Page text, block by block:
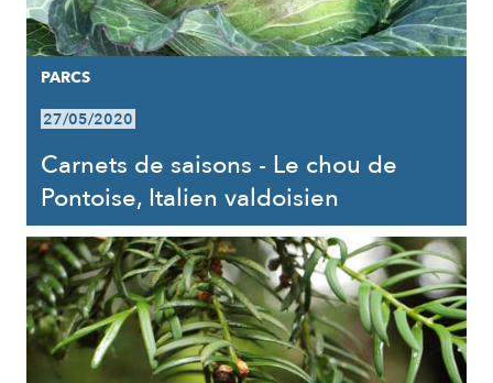
PARCS
27/05/2020
Carnets de saisons - Le chou de
Pontoise, Italien valdoisien